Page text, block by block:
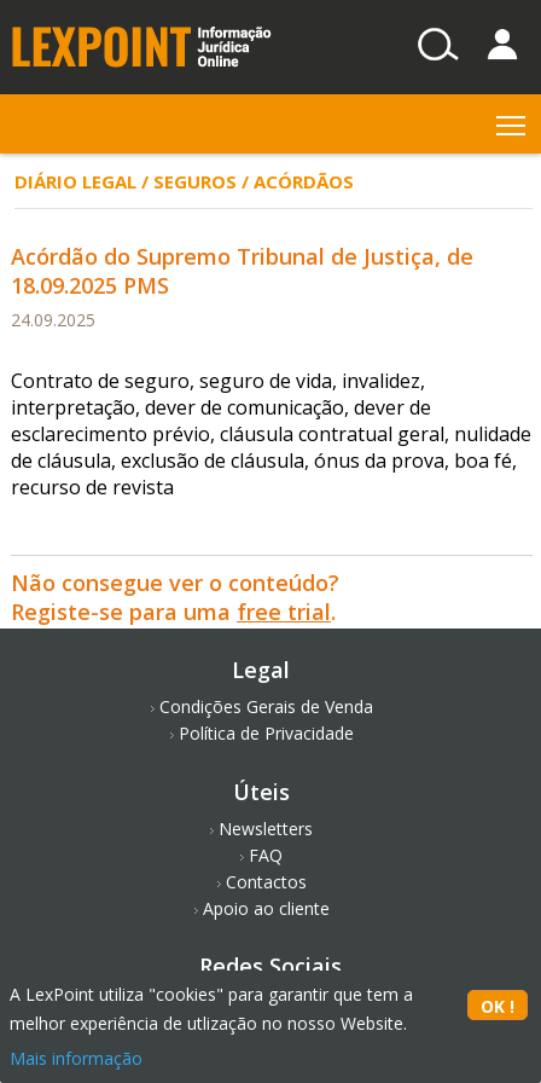
DIÁRIO LEGAL / SEGUROS / ACÓRDÃOS
Acórdão do Supremo Tribunal de Justiça, de
18.09.2025 PMS
24.09.2025
Contrato de seguro, seguro de vida, invalidez,
interpretação, dever de comunicação, dever de
esclarecimento prévio, cláusula contratual geral, nulidade
de cláusula, exclusão de cláusula, ónus da prova, boa fé,
recurso de revista
Não consegue ver o conteúdo?
Registe-se para uma free trial.
Legal
Condições Gerais de Venda
Política de Privacidade
Úteis
Newsletters
FAQ
Contactos
Apoio ao cliente
Redes Sociais
A LexPoint utiliza "cookies" para garantir que tem a
melhor experiência de utlização no nosso Website.
Mais informação